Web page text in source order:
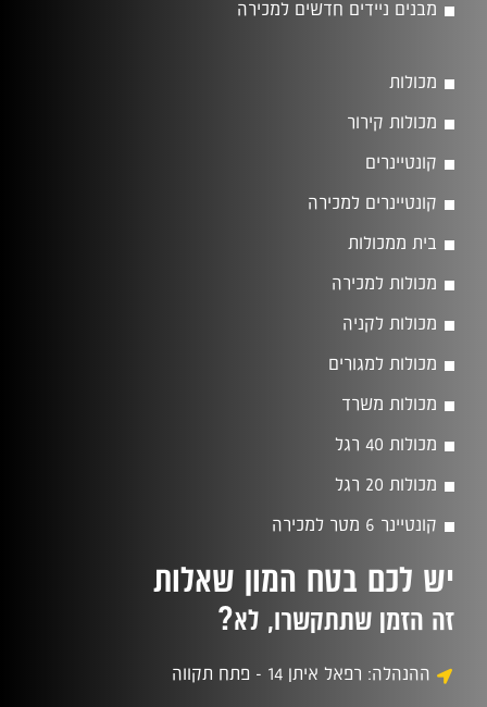
מבנים ניידים חדשים למכירה
מכולות
מכולות קירור
קונטיינרים
קונטיינרים למכירה
בית ממכולות
מכולות למכירה
מכולות לקניה
מכולות למגורים
מכולות משרד
מכולות 40 רגל
מכולות 20 רגל
קונטיינר 6 מטר למכירה
יש לכם בטח המון שאלות
זה הזמן שתתקשרו, לא?
ההנהלה: רפאל איתן 14 - פתח תקווה